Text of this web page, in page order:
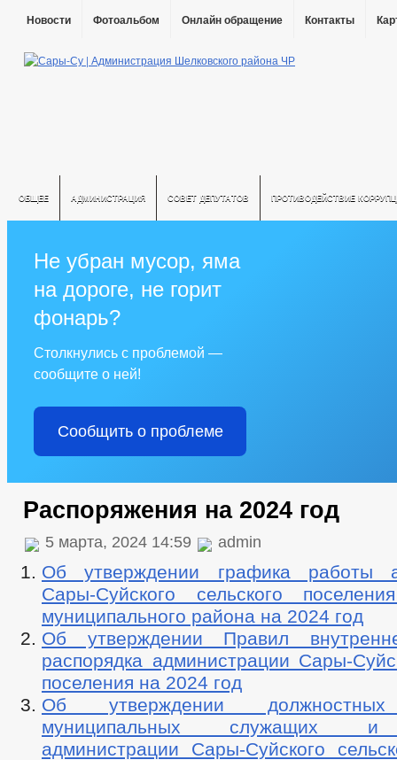
Новости Фотоальбом Онлайн обращение Контакты
ОБЩЕЕ АДМИНИСТРАЦИЯ СОВЕТ ДЕПУТАТОВ ПРОТИВОДЕЙСТВИЕ
Не убран мусор, яма
на дороге, не горит
фонарь?
Столкнулись с проблемой —
сообщите о ней!
Сообщить о проблеме
Распоряжения на 2024 год
5 марта, 2024 14:59 admin
Об утверждении графика работы
Сары-Суйского сельского
муниципального района на 2024 год
Об утверждении Правил
распорядка администрации Сары-
поселения на 2024 год
Об утверждении должностных
муниципальных служащих и
администрации Сары-Суйского